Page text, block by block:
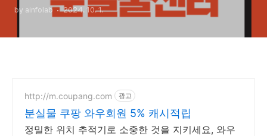
by ainfolab 2024. 10. 1.
http://m.coupang.com 광고
분실물 쿠팡 와우회원 5% 캐시적립
정밀한 위치 추적기로 소중한 것을 지키세요, 와우